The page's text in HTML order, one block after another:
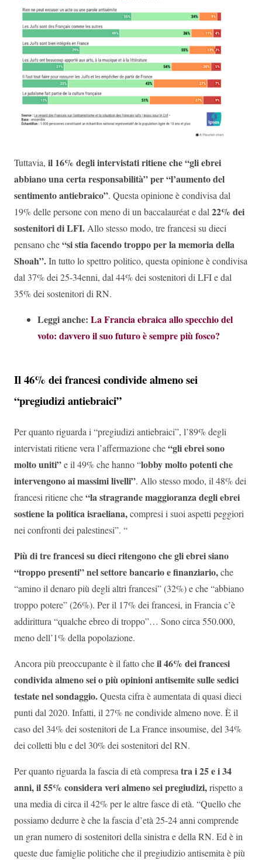
Tuttavia, il 16% degli intervistati ritiene che “gli ebrei
abbiano una certa responsabilità” per “l’aumento del
sentimento antiebraico”. Questa opinione è condivisa dal
19% delle persone con meno di un baccalauréat e dal 22% dei
sostenitori di LFI. Allo stesso modo, tre francesi su dieci
pensano che“si stia facendo troppo per la memoria della
Shoah”.In tutto lo spettro politico, questa opinione è condivisa
dal 37% dei 25-34enni, dal 44% dei sostenitori di LFI e dal
35% dei sostenitori di RN.
Leggi anche: La Francia ebraica allo specchio del
voto: davvero il suo futuro è sempre più fosco?
Il 46% dei francesi condivide almeno sei
“pregiudizi antiebraici”
Per quanto riguarda i “pregiudizi antiebraici”, l’89% degli
intervistati ritiene vera l’affermazione che“gli ebrei sono
molto uniti”e il 49% che hanno “lobby molto potenti che
intervengono ai massimi livelli”. Allo stesso modo, il 48% dei
francesi ritiene che“la stragrande maggioranza degli ebrei
sostiene la politica israeliana,compresi i suoi aspetti peggiori
nei confronti dei palestinesi”. “
Più di tre francesi su dieci ritengono che gli ebrei siano
“troppo presenti” nel settore bancario e finanziario,che
“amino il denaro più degli altri francesi” (32%) e che “abbiano
troppo potere” (26%). Per il 17% dei francesi, in Francia c’è
addirittura “qualche ebreo di troppo”… Sono circa 550.000,
meno dell’1% della popolazione.
Ancora più preoccupante è il fatto cheil 46% dei francesi
condivida almeno sei o più opinioni antisemite sulle sedici
testate nel sondaggio.Questa cifra è aumentata di quasi dieci
punti dal 2020. Infatti, il 27% ne condivide almeno nove. È il
caso del 34% dei sostenitori de La France insoumise, del 34%
dei colletti blu e del 30% dei sostenitori del RN.
Per quanto riguarda la fascia di età compresa tra i 25 e i 34
anni, il 55% considera veri almeno sei pregiudizi,rispetto a
una media di circa il 42% per le altre fasce di età. “Quello che
possiamo dedurre è che la fascia d’età 25-24 anni comprende
un gran numero di sostenitori della sinistra e della RN. Ed è in
queste due famiglie politiche che il pregiudizio antisemita è più